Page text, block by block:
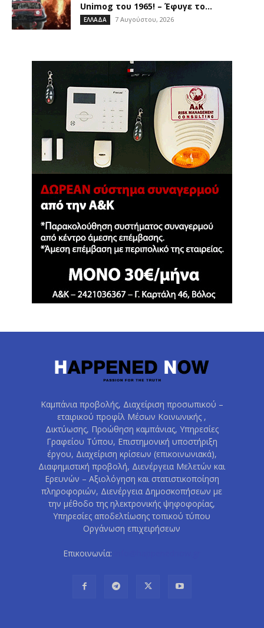
Unimog του 1965! – Έφυγε το...
ΕΛΛΑΔΑ 7 Αυγούστου, 2026
Καμπάνια προβολής, Διαχείριση προσωπικού –
εταιρικού προφίλ Μέσων Κοινωνικής ,
Δικτύωσης, Προώθηση καμπάνιας, Υπηρεσίες
Γραφείου Τύπου, Επιστημονική υποστήριξη
έργου, Διαχείριση κρίσεων (επικοινωνιακά),
Διαφημιστική προβολή, Διενέργεια Μελετών και
Ερευνών – Αξιολόγηση και στατιστικοποίηση
πληροφοριών, Διενέργεια Δημοσκοπήσεων με
την μέθοδο της ηλεκτρονικής ψηφοφορίας,
Υπηρεσίες αποδελτίωσης τοπικού τύπου
Οργάνωση επιχειρήσεων
Επικοινωνία: